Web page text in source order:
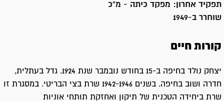
תפקיד אחרון: מפקד כיתה - מ"כ
שוחרר ב-1949
קורות חיים
יצחק נולד בחיפה ב-15 בחודש נובמבר שנת 1924. גדל בעתלית,
חדרה ושוב בחיפה. בשנים 1942-1946 שרת בצי הבריטי. במסגרת זו
שרת ביחידה הטכנית של תיקון ואחזקת תותחי אוניות